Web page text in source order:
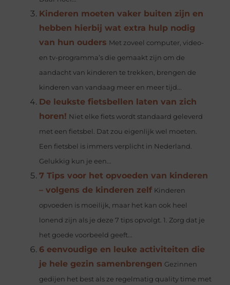
Kinderen moeten vaker buiten zijn en
hebben hierbij wat extra hulp nodig
van hun ouders Met zoveel computer, video-
en tv-programma’s die gemaakt zijn om de
aandacht van kinderen te trekken, brengen de
kinderen van vandaag meer en meer tijd...
De leukste fietsbellen laten van zich
horen! Niet elke fiets wordt standaard geleverd
met een fietsbel. Dat zou eigenlijk wel moeten.
Een fietsbel is immers verplicht in Nederland.
Gelukkig kun je een...
7 Tips voor het opvoeden van kinderen
– volgens de kinderen zelf Kinderen
opvoeden is moeilijk, maar het kan ook heel
lonend zijn als je deze 7 tips opvolgt. 1. Zorg dat je
het goede voorbeeld geeft...
6 eenvoudige en leuke activiteiten die
je hele gezin samenbrengen Gezinnen
gedijen het best als ze regelmatig quality time met